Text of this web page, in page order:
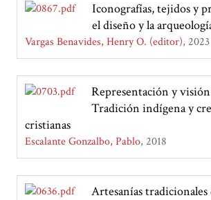
Iconografías, tejidos y
el diseño y la
Vargas Benavides, Henry O. (editor) 2023
Representación y visión
Tradición indígena y
cristianas
Escalante Gonzalbo, Pablo 2018
Artesanías tradicionales